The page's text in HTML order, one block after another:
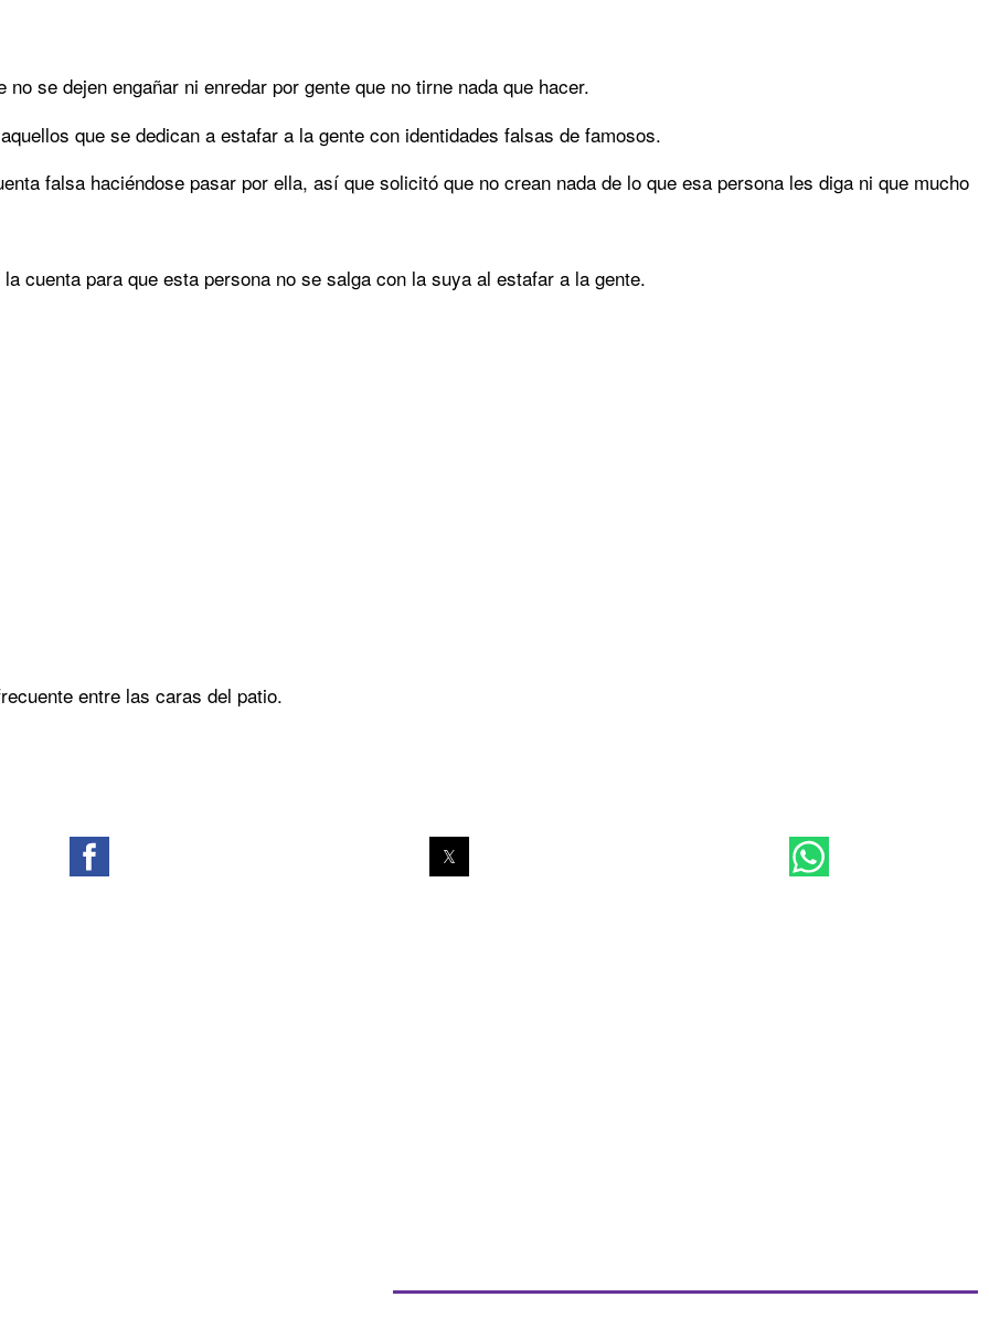
no se dejen engañar ni enredar por gente que no tirne nada que hacer.
que se dedican a estafar a la gente con identidades falsas de famosos.
falsa haciéndose pasar por ella, así que solicitó que no crean nada de lo que esa persona les diga ni que mucho
cuenta para que esta persona no se salga con la suya al estafar a la gente.
entre las caras del patio.